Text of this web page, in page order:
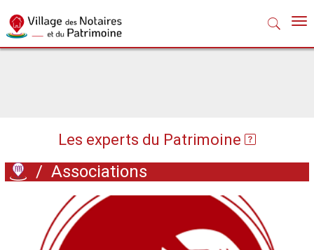
Les experts du Patrimoine
/ Associations